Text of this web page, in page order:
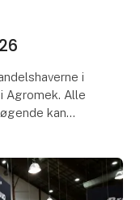
i
Agromek. Alle
kan